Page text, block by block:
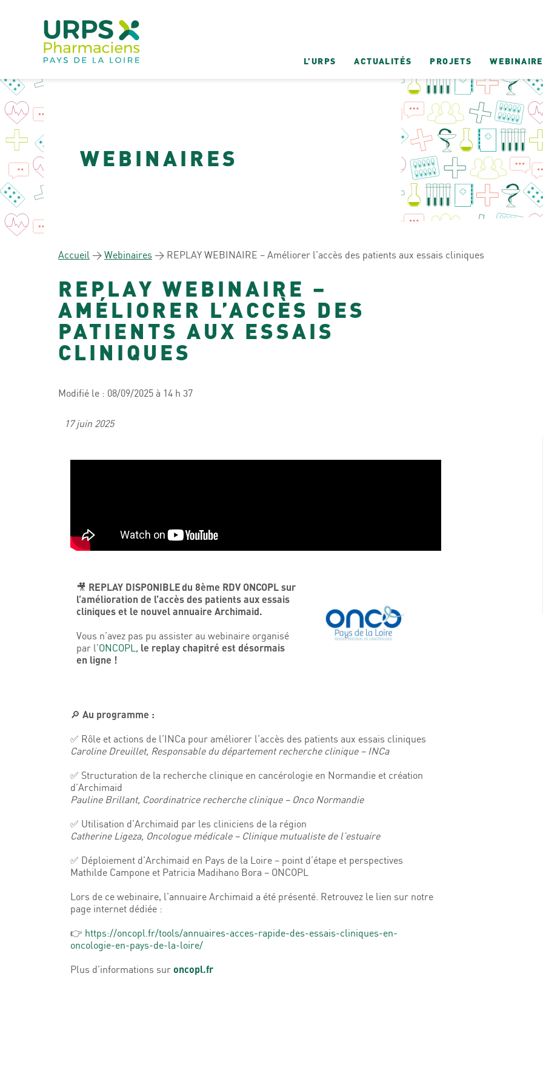
L’URPS ACTUALITÉS PROJETS
WEBINAIRES
Accueil > Webinaires > REPLAY WEBINAIRE – Améliorer l’accès des patients aux essais cliniques
REPLAY WEBINAIRE –
AMÉLIORER L’ACCÈS DES
PATIENTS AUX ESSAIS
CLINIQUES
Modifié le : 08/09/2025 à 14 h 37
17 juin 2025
🎥 REPLAY DISPONIBLE du 8ème RDV ONCOPL sur
l’amélioration de l’accès des patients aux essais
cliniques et le nouvel annuaire Archimaid.
Vous n’avez pas pu assister au webinaire organisé
par l’ONCOPL, le replay chapitré est désormais
en ligne !
🔎 Au programme :
✅​ Rôle et actions de l’INCa pour améliorer l’accès des patients aux essais cliniques
Caroline Dreuillet, Responsable du département recherche clinique – INCa
✅​ Structuration de la recherche clinique en cancérologie en Normandie et création
d’Archimaid
Pauline Brillant, Coordinatrice recherche clinique – Onco Normandie
✅​ Utilisation d’Archimaid par les cliniciens de la région
Catherine Ligeza, Oncologue médicale – Clinique mutualiste de l’estuaire
✅​ Déploiement d’Archimaid en Pays de la Loire – point d’étape et perspectives
Mathilde Campone et Patricia Madihano Bora – ONCOPL
Lors de ce webinaire, l’annuaire Archimaid a été présenté. Retrouvez le lien sur notre
page internet dédiée :
👉 https://oncopl.fr/tools/annuaires-acces-rapide-des-essais-cliniques-en-
oncologie-en-pays-de-la-loire/
Plus d’informations sur oncopl.fr
REPLAY WEBINAIRE –
si=DVum1JCS8tw-dzZJ 🎥 REPLAY
DISPONIBLE du webinaire «
Photoprotection : comment mieux...
Voir la vidéo
REPLAY WEBINAIRE –
Présentation de l’Équipe Mobile...